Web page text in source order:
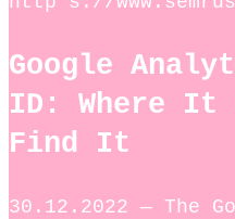
Google
ID: Where It
Find It
30.12.2022 — The